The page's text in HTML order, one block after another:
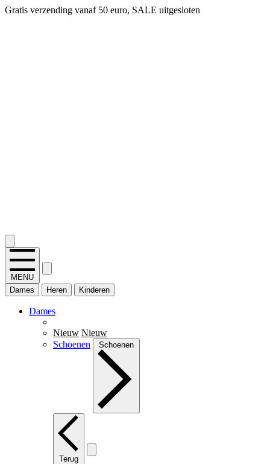
Gratis verzending vanaf 50 euro, SALE uitgesloten
MENU
Dames
Heren Kinderen
Dames
Nieuw Nieuw
Schoenen
Schoenen
Terug